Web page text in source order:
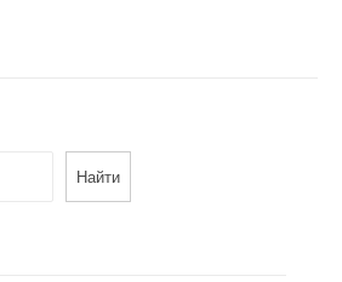
Найти